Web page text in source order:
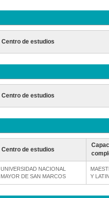
Centro de estudios
Centro de estudios
Centro de estudios
UNIVERSIDAD NACIONAL
MAYOR DE SAN MARCOS
Y